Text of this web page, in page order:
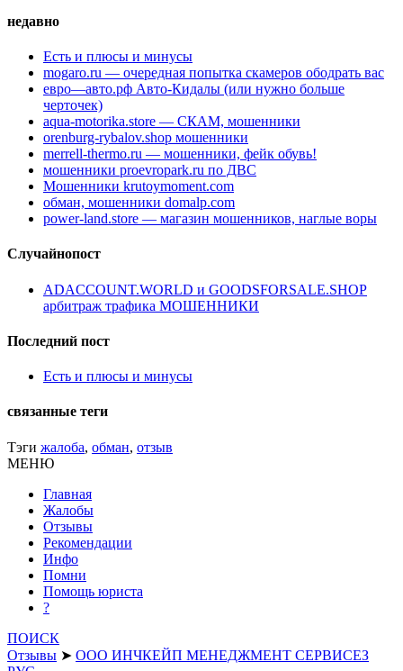
недавно
Есть и плюсы и минусы
mogaro.ru — очередная попытка скамеров ободрать вас
евро—авто.рф Авто-Кидалы (или нужно больше
черточек)
aqua-motorika.store — СКАМ, мошенники
orenburg-rybalov.shop мошенники
merrell-thermo.ru — мошенники, фейк обувь!
мошенники proevropark.ru по ДВС
Мошенники krutoymoment.com
обман, мошенники domalp.com
power-land.store — магазин мошенников, наглые воры
Случайнопост
ADACCOUNT.WORLD и GOODSFORSALE.SHOP
арбитраж трафика МОШЕННИКИ
Последний пост
Есть и плюсы и минусы
связанные теги
Тэги жалоба, обман, отзыв
МЕНЮ
Главная
Жалобы
Отзывы
Рекомендации
Инфо
Помни
Помощь юриста
?
ПОИСК
Отзывы ➤ ООО ИНЧКЕЙП МЕНЕДЖМЕНТ СЕРВИСЕЗ